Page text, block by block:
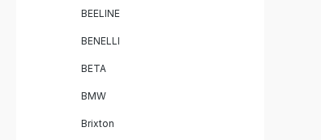
BEELINE
BENELLI
BETA
BMW
Brixton